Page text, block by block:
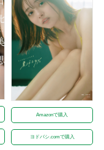
Amazonで購入
ヨドバシ.comで購入